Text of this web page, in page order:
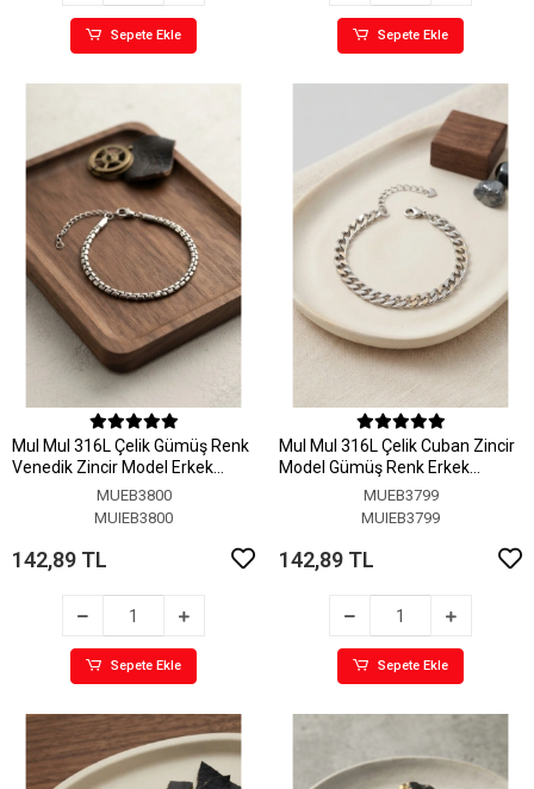
Sepete Ekle Sepete Ekle
MuI MuI 316L Çelik Gümüş Renk
Venedik Zincir Model Erkek
MUEB3800
MUIEB3800
142,89 TL
Sepete Ekle
MuI MuI 316L Çelik Cuban Zincir
Model Gümüş Renk Erkek
MUEB3799
MUIEB3799
142,89 TL
Sepete Ekle